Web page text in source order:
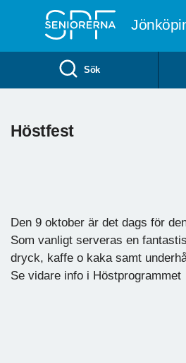
Sök
Höstfest
Den 9 oktober är det dags för
Som vanligt serveras en
dryck, kaffe o kaka samt
Se vidare info i Höstprogrammet